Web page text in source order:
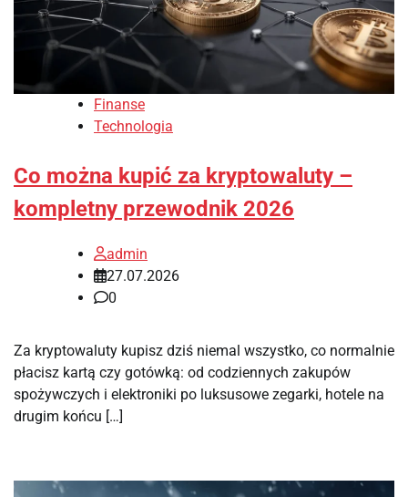
Finanse
Technologia
Co można kupić za kryptowaluty –
kompletny przewodnik 2026
admin
27.07.2026
0
Za kryptowaluty kupisz dziś niemal wszystko, co normalnie
płacisz kartą czy gotówką: od codziennych zakupów
spożywczych i elektroniki po luksusowe zegarki, hotele na
drugim końcu […]